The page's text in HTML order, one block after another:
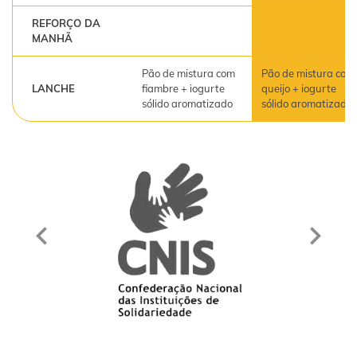
REFORÇO DA
MANHÃ
LANCHE
Pão de mistura com
fiambre + iogurte
sólido aromatizado
Pão de mistura com
queijo + iogurte
sólido aromatizado